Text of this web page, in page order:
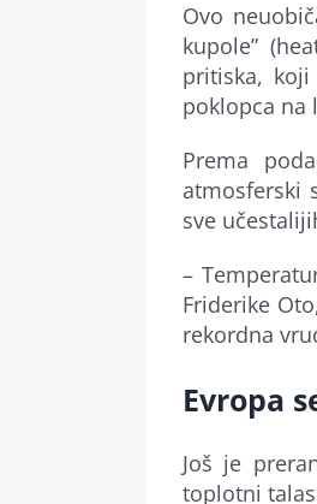
Ovo
kupole”
pritiska, koji
poklopca na
Prema
atmosferski
sve
–
Friderike
rekordna
Evropa
Još je
toplotni